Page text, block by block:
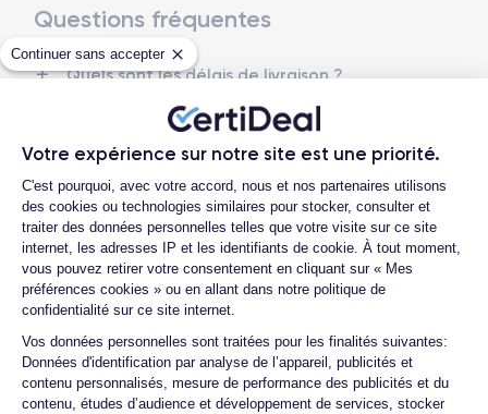
Continuer sans accepter
Votre expérience sur notre site est une priorité.
Plateforme de Gestion du
C'est pourquoi, avec votre accord, nous et nos partenaires utilisons
des cookies ou technologies similaires pour stocker, consulter et
traiter des données personnelles telles que votre visite sur ce site
internet, les adresses IP et les identifiants de cookie. À tout moment,
vous pouvez retirer votre consentement en cliquant sur « Mes
préférences cookies » ou en allant dans notre politique de
confidentialité sur ce site internet.
Vos données personnelles sont traitées pour les finalités suivantes:
Données d'identification par analyse de l’appareil, publicités et
contenu personnalisés, mesure de performance des publicités et du
contenu, études d’audience et développement de services, stocker
Axeptio consent
Dimensions et poids iPhone 13 Pro
Date de sortie Système exploitation
Dimensions
146.7 × 71.5 × 7.65 mm
Poids
Écran
OLED 6.1 pouces
Résolution écran
2532 x 1170 pixels
RAM
6 Go
Memoire interne
Nom de la puce
Puce A15 Bionic
Nombre de cœurs
6
Questions fréquentes
Quels sont les délais de livraison ?
Quelle est la différence entre un iPhone
13 Pro d'occasion et un iPhone 13 Pro
reconditionné ?
Quelle est la durée de vie d'un iPhone 13
Pro reconditionné ?
Proposez-vous une assurance en cas de
casse due à des chocs ou à des chutes ?
Quelles sont les options disponibles sur
les batteries ?
Quels sont les accessoires inclus dans la
commande ?